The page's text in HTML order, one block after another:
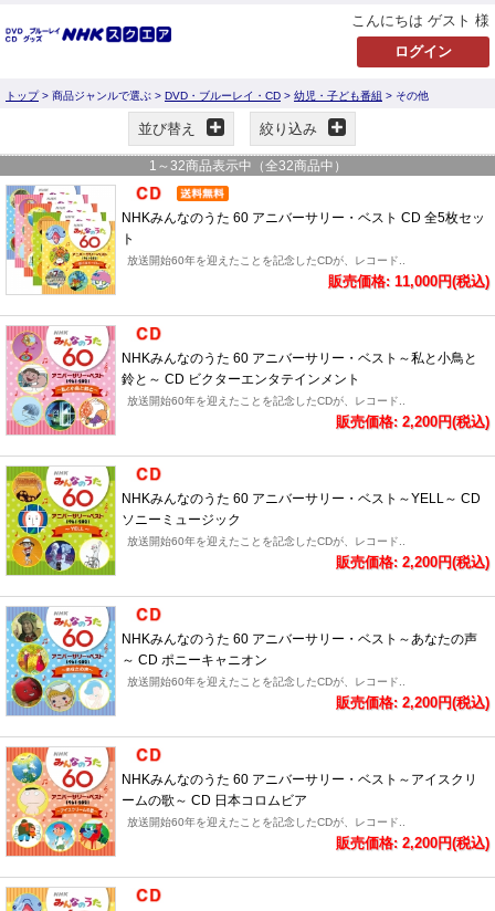
こんにちは ゲスト 様
トップ> 商品ジャンルで選ぶ > DVD・ブルーレイ・CD > 幼児・子ども番組 > その他
並び替え 絞り込み
1 ～ 32商品表示中（全32商品中）
NHKみんなのうた 60 アニバーサリー・ベスト CD 全5枚セッ
ト
放送開始60年を迎えたことを記念したCDが、レコード..
販売価格: 11,000円(税込)
NHKみんなのうた 60 アニバーサリー・ベスト～私と小鳥と
鈴と～ CD ビクターエンタテインメント
放送開始60年を迎えたことを記念したCDが、レコード..
販売価格: 2,200円(税込)
NHKみんなのうた 60 アニバーサリー・ベスト～YELL～ CD
ソニーミュージック
放送開始60年を迎えたことを記念したCDが、レコード..
販売価格: 2,200円(税込)
NHKみんなのうた 60 アニバーサリー・ベスト～あなたの声
～ CD ポニーキャニオン
放送開始60年を迎えたことを記念したCDが、レコード..
販売価格: 2,200円(税込)
NHKみんなのうた 60 アニバーサリー・ベスト～アイスクリ
ームの歌～ CD 日本コロムビア
放送開始60年を迎えたことを記念したCDが、レコード..
販売価格: 2,200円(税込)